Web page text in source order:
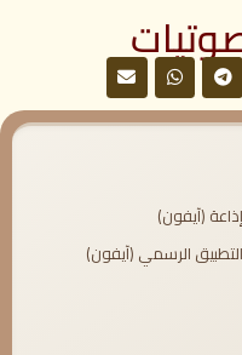
إذاعة (آيفون)
التطبيق الرسمي (آيفون)